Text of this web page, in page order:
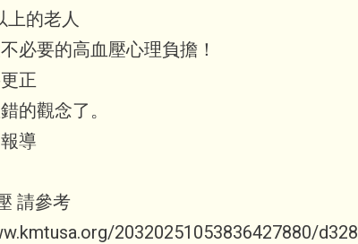
上的老人
必要的高血壓心理負擔！
正
的觀念了。
導
請參考
20320251053836427880/d328